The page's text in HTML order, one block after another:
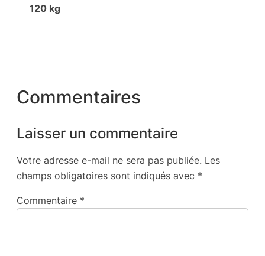
120 kg
Commentaires
Laisser un commentaire
Votre adresse e-mail ne sera pas publiée. Les
champs obligatoires sont indiqués avec *
Commentaire *